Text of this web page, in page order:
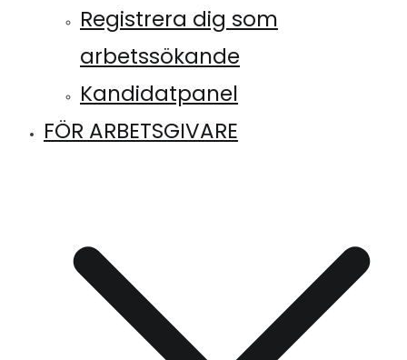
Registrera dig som
arbetssökande
Kandidatpanel
FÖR ARBETSGIVARE